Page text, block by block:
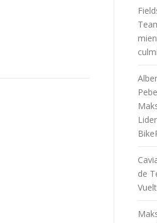
de